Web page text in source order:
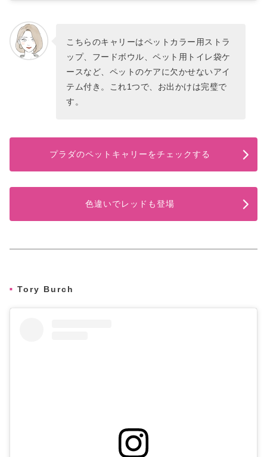
こちらのキャリーはペットカラー用ストラ
ップ、フードボウル、ペット用トイレ袋ケ
ースなど、ペットのケアに欠かせないアイ
テム付き。これ1つで、お出かけは完璧で
す。
プラダのペットキャリーをチェックする
色違いでレッドも登場
Tory Burch